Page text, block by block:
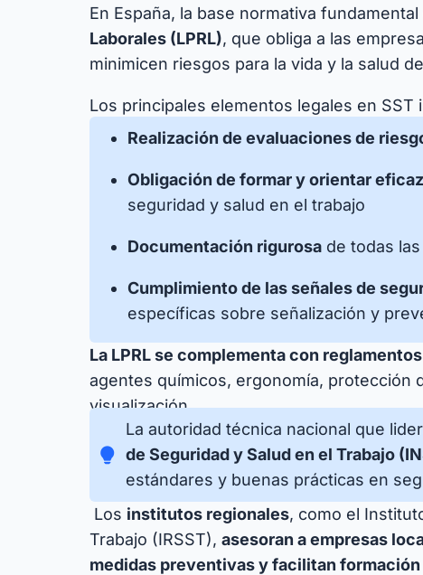
En España, la base normativa fundamental
Laborales (LPRL), que obliga a las
minimicen riesgos para la vida y la salud
Los principales elementos legales en SST
Realización de evaluaciones de
Obligación de formar y orientar
seguridad y salud en el trabajo
Documentación rigurosa de todas
Cumplimiento de las señales de
específicas sobre señalización y
La LPRL se complementa con
agentes químicos, ergonomía, protección
visualización.
La autoridad técnica nacional que
de Seguridad y Salud en el Trabajo
estándares y buenas prácticas en
Los institutos regionales, como el
Trabajo (IRSST), asesoran a empresas
medidas preventivas y facilitan formación